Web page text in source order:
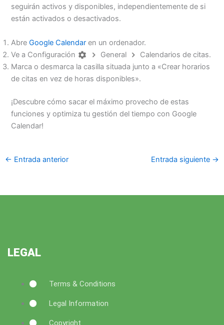
seguirán activos y disponibles, independientemente de si
están activados o desactivados.
AbreGoogle Calendar en un ordenador.
Ve a Configuración
General
Calendarios de citas.
Marca o desmarca la casilla situada junto a «Crear horarios
de citas en vez de horas disponibles».
¡Descubre cómo sacar el máximo provecho de estas
funciones y optimiza tu gestión del tiempo con Google
Calendar!
← Entrada anterior Entrada siguiente →
LEGAL
Terms & Conditions
Legal Information
Copyright